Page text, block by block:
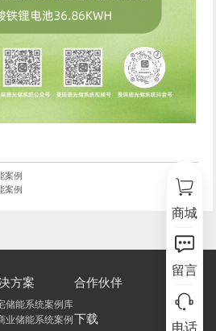
案例
案例
方案
储能系统案例库
业储能系统案例
合作伙伴
下载
商城
留言
电话